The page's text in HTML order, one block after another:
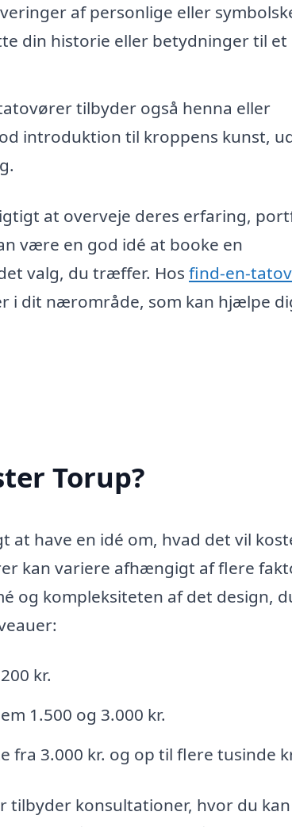
af personlige eller
din historie eller betydninger til et
tilbyder også henna eller
introduktion til kroppens kunst,
at overveje deres erfaring,
være en god idé at booke en
valg, du træffer. Hos find-en-
i dit nærområde, som kan hjælpe
Torup?
have en idé om, hvad det vil
kan variere afhængigt af flere
og kompleksiteten af det design,
kr.
1.500 og 3.000 kr.
fra 3.000 kr. og op til flere tusinde
tilbyder konsultationer, hvor du kan